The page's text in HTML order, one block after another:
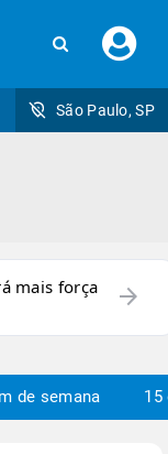
seu
São Paulo, SP
mais força
arrow_forward
de semana 15